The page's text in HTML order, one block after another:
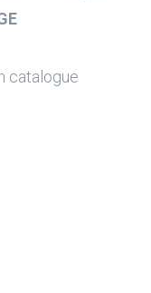
catalogue